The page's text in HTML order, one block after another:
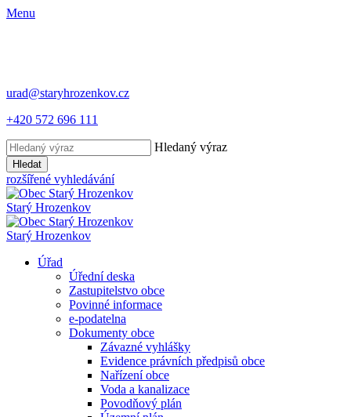
Menu
urad@staryhrozenkov.cz
+420 572 696 111
Hledaný výraz
Hledat
rozšířené vyhledávání
Starý Hrozenkov
Starý Hrozenkov
Úřad
Úřední deska
Zastupitelstvo obce
Povinné informace
e-podatelna
Dokumenty obce
Závazné vyhlášky
Evidence právních předpisů obce
Nařízení obce
Voda a kanalizace
Povodňový plán